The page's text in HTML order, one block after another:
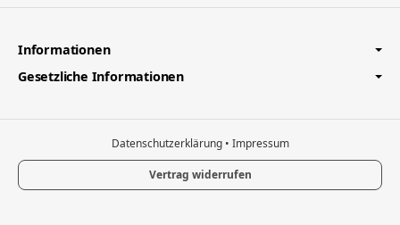
Informationen
Gesetzliche Informationen
Datenschutzerklärung • Impressum
Vertrag widerrufen